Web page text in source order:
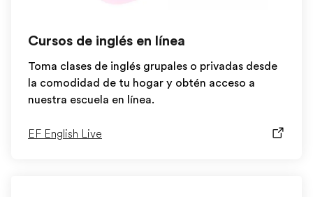
Cursos de inglés en línea
Toma clases de inglés grupales o privadas desde
la comodidad de tu hogar y obtén acceso a
nuestra escuela en línea.
EF English Live